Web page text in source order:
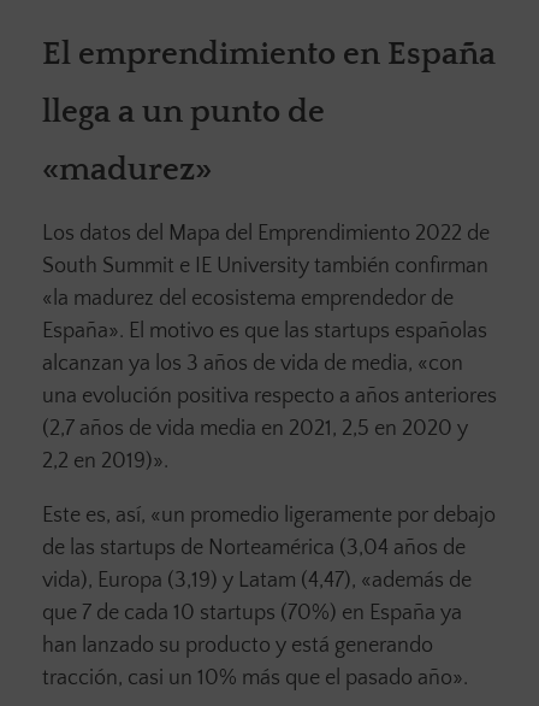
El emprendimiento en España
llega a un punto de
«madurez»
Los datos del Mapa del Emprendimiento 2022 de
South Summit e IE University también confirman
«la madurez del ecosistema emprendedor de
España». El motivo es que las startups españolas
alcanzan ya los 3 años de vida de media, «con
una evolución positiva respecto a años anteriores
(2,7 años de vida media en 2021, 2,5 en 2020 y
2,2 en 2019)».
Este es, así, «un promedio ligeramente por debajo
de las startups de Norteamérica (3,04 años de
vida), Europa (3,19) y Latam (4,47), «además de
que 7 de cada 10 startups (70%) en España ya
han lanzado su producto y está generando
tracción, casi un 10% más que el pasado año».